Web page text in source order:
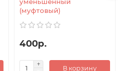
уменьшенный
(муфтовый)
400р.
В корзину